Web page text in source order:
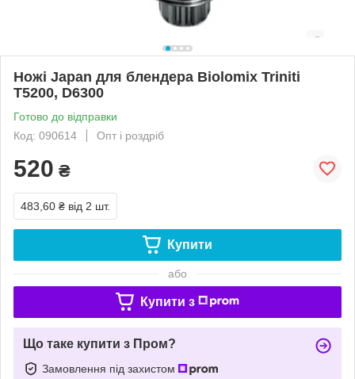
Ножі Japan для блендера Biolomix Triniti
T5200, D6300
Готово до відправки
Код: 090614
Опт і роздріб
520 ₴
483,60 ₴ від 2 шт.
Купити
або
Купити з
Що таке купити з Пром?
Замовлення під захистом